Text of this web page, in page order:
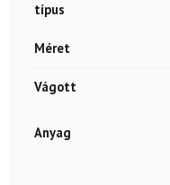
típus
Méret
Vágott
Anyag